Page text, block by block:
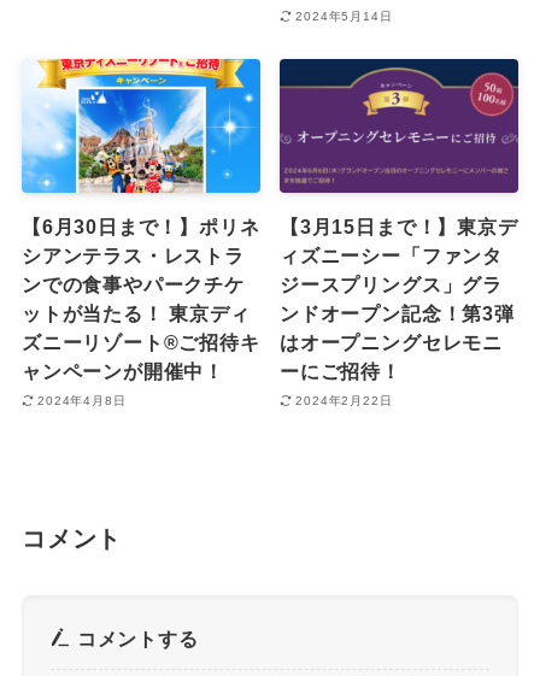
2024年5月14日
【6月30日まで！】ポリネ
シアンテラス・レストラ
ンでの食事やパークチケ
ットが当たる！ 東京ディ
ズニーリゾート®︎ご招待キ
ャンペーンが開催中！
2024年4月8日
【3月15日まで！】東京デ
ィズニーシー「ファンタ
ジースプリングス」グラ
ンドオープン記念！第3弾
はオープニングセレモニ
ーにご招待！
2024年2月22日
コメント
コメントする